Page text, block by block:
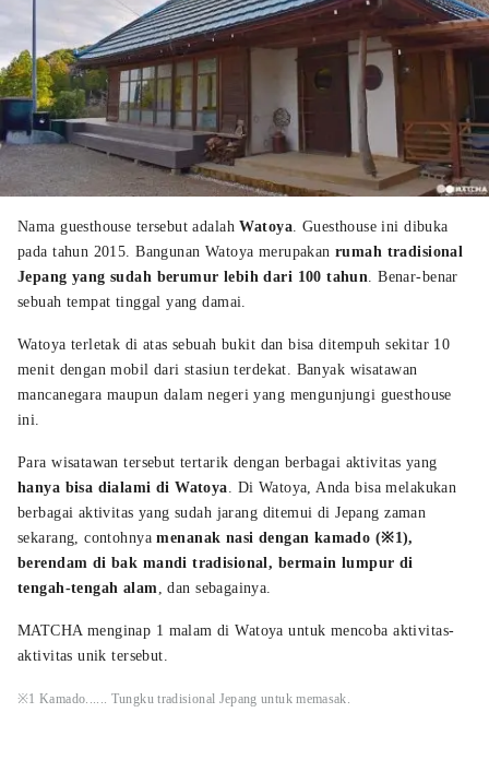
Nama guesthouse tersebut adalahWatoya. Guesthouse ini dibuka
pada tahun 2015. Bangunan Watoya merupakanrumah tradisional
Jepang yang sudah berumur lebih dari 100 tahun . Benar-benar
sebuah tempat tinggal yang damai.
Watoya terletak di atas sebuah bukit dan bisa ditempuh sekitar 10
menit dengan mobil dari stasiun terdekat. Banyak wisatawan
mancanegara maupun dalam negeri yang mengunjungi guesthouse
ini.
Para wisatawan tersebut tertarik dengan berbagai aktivitas yang
hanya bisa dialami di Watoya . Di Watoya, Anda bisa melakukan
berbagai aktivitas yang sudah jarang ditemui di Jepang zaman
sekarang, contohnyamenanak nasi dengan kamado (※1),
berendam di bak mandi tradisional, bermain lumpur di
tengah-tengah alam
, dan sebagainya.
MATCHA menginap 1 malam di Watoya untuk mencoba aktivitas-
aktivitas unik tersebut.
※1 Kamado...... Tungku tradisional Jepang untuk memasak.